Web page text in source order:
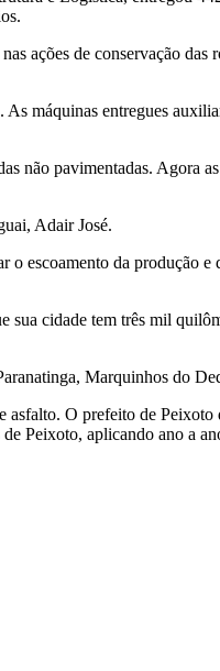
ações de conservação das
máquinas entregues
não pavimentadas. Agora
Adair José.
o escoamento da produção e
cidade tem três mil
Marquinhos do
asfalto. O prefeito de
Peixoto, aplicando ano a